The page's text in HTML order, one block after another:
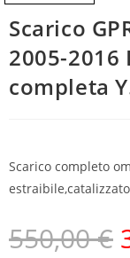
Scarico
2005-
completa
Scarico completo
550,00€